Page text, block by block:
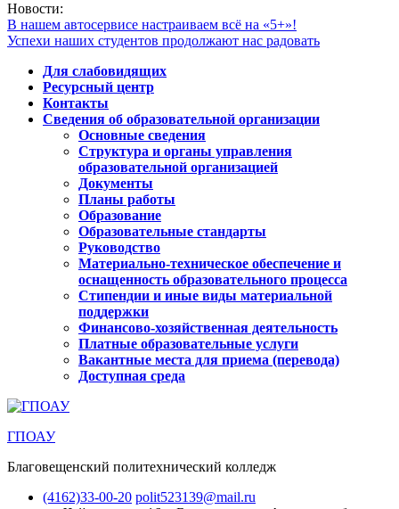
Новости:
В нашем автосервисе настраиваем всё на «5+»!
Успехи наших студентов продолжают нас радовать
Для слабовидящих
Ресурсный центр
Контакты
Сведения об образовательной организации
Основные сведения
Структура и органы управления
образовательной организацией
Документы
Планы работы
Образование
Образовательные стандарты
Руководство
Материально-техническое обеспечение и
оснащенность образовательного процесса
Стипендии и иные виды материальной
поддержки
Финансово-хозяйственная деятельность
Платные образовательные услуги
Вакантные места для приема (перевода)
Доступная среда
ГПОАУ
Благовещенский политехнический колледж
(4162)33-00-20 polit523139@mail.ru